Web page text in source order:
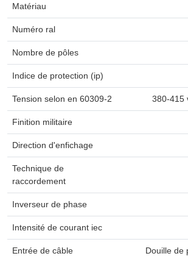
Matériau
Numéro ral
Nombre de pôles
Indice de protection (ip)
Tension selon en 60309-2 380-415
Finition militaire
Direction d'enfichage
Technique de
raccordement
Inverseur de phase
Intensité de courant iec
Entrée de câble
Douille de